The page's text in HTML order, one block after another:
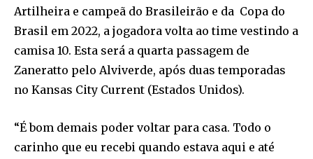
Artilheira e campeã do Brasileirão e da Copa do
Brasil em 2022, a jogadora volta ao time vestindo a
camisa 10. Esta será a quarta passagem de
Zaneratto pelo Alviverde, após duas temporadas
no Kansas City Current (Estados Unidos).
“É bom demais poder voltar para casa. Todo o
carinho que eu recebi quando estava aqui e até